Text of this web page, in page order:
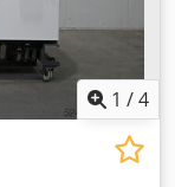
1 /4